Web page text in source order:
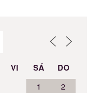
VI SÁ
DO
1
2